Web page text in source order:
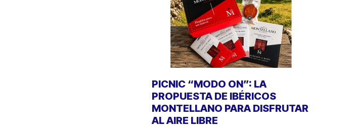
PICNIC “MODO ON”: LA
PROPUESTA DE IBÉRICOS
MONTELLANO PARA DISFRUTAR
AL AIRE LIBRE